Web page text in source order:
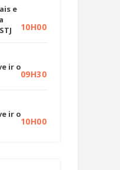
e
10H00
ir o
09H30
ir o
10H00